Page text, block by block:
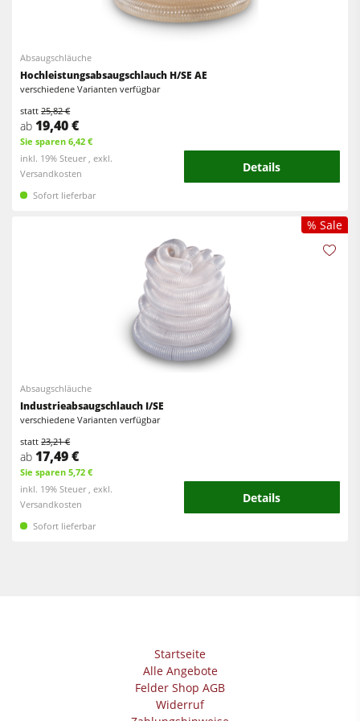
Vorschubapparate
F4Solutions Software
Automatisierung & Materialhandling
Projektmanagement
Absaugschläuche
Hochleistungs­­­­absaugschlauch H/SE AE
verschiedene Varianten verfügbar
statt25,82 €
ab 19,40 €
Sie sparen 6,42 €
inkl. 19% Steuer , exkl.
Versandkosten
Details
Sofort lieferbar
% Sale
Absaugschläuche
Industrie­absaugschlauch I/SE
verschiedene Varianten verfügbar
statt23,21 €
ab 17,49 €
Sie sparen 5,72 €
inkl. 19% Steuer , exkl.
Versandkosten
Details
Sofort lieferbar
Startseite
Alle Angebote
Felder Shop AGB
Widerruf